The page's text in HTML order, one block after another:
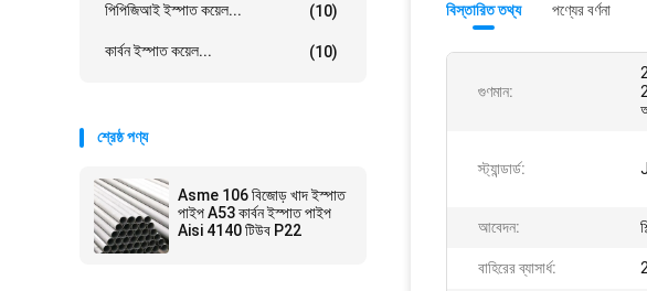
পিপিজিআই ইস্পাত কয়েল... (10)
কার্বন ইস্পাত কয়েল... (10)
শ্রেষ্ঠ পণ্য
Asme 106 বিজোড় খাদ ইস্পাত
পাইপ A53 কার্বন ইস্পাত পাইপ
Aisi 4140 টিউব P22
বিস্তারিত তথ্য পণ্যের বর্ণনা
গুণমান:
স্ট্যান্ডার্ড:
আবেদন:
বাহিরের ব্যাসার্ধ: